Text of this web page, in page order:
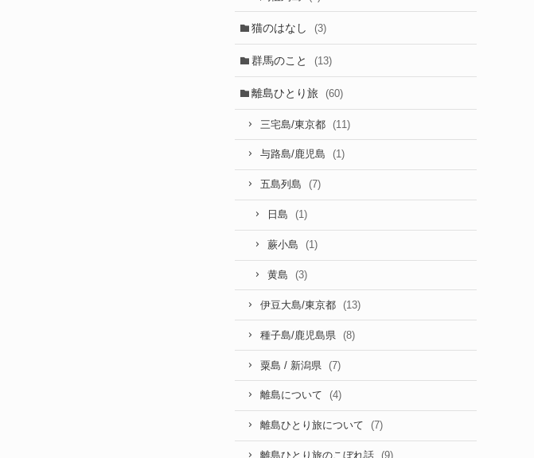
猫のはなし (3)
群馬のこと (13)
離島ひとり旅 (60)
三宅島/東京都 (11)
与路島/鹿児島 (1)
五島列島 (7)
日島 (1)
蕨小島 (1)
黄島 (3)
伊豆大島/東京都 (13)
種子島/鹿児島県 (8)
粟島 / 新潟県 (7)
離島について (4)
離島ひとり旅について (7)
離島ひとり旅のこぼれ話 (9)